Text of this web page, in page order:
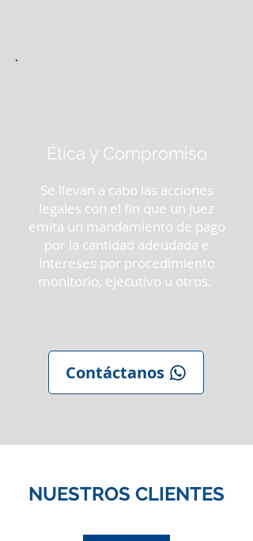
Ética y Compromiso
Se llevan a cabo las acciones
legales con el fin que un juez
emita un mandamiento de pago
por la cantidad adeudada e
intereses por procedimiento
monitorio, ejecutivo u otros.
Contáctanos
NUESTROS CLIENTES